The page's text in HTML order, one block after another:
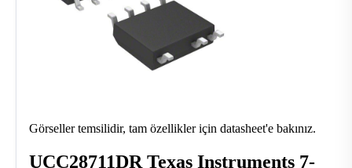
Görseller temsilidir, tam özellikler için datasheet'e bakınız.
UCC28711DR Texas Instruments 7-